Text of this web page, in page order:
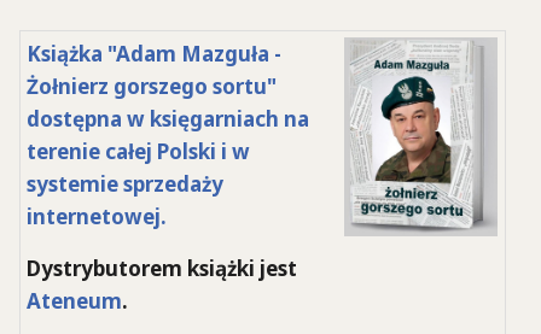
Książka "Adam Mazguła -
Żołnierz gorszego sortu"
dostępna w księgarniach na
terenie całej Polski i w
systemie sprzedaży
internetowej.
Dystrybutorem książki jest
Ateneum.